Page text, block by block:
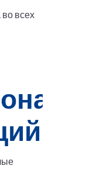
всех